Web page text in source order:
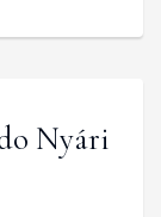
Nyári